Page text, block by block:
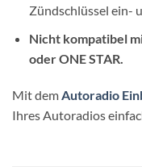
Zündschlüssel ein-
Nicht kompatibel
oder ONE STAR.
Mit demAutoradio
Ihres Autoradios